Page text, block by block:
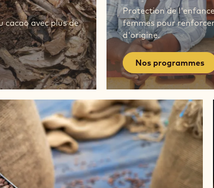
cacao avec plus de
Protection de
femmes pour
d'origine.
Nos programmes